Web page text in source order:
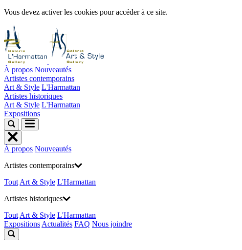
Vous devez activer les cookies pour accéder à ce site.
À propos Nouveautés
Artistes contemporains
Art & Style L'Harmattan
Artistes historiques
Art & Style L'Harmattan
Expositions
À propos Nouveautés
Artistes contemporains
Tout Art & Style L'Harmattan
Artistes historiques
Tout Art & Style L'Harmattan
Expositions Actualités FAQ Nous joindre